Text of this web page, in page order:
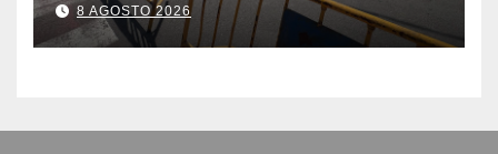
8 AGOSTO 2026